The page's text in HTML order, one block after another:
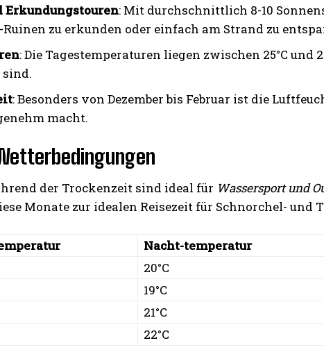
Erkundungstouren: Mit durchschnittlich 8-10
zu erkunden oder einfach am Strand zu
: Die Tagestemperaturen liegen zwischen 25°C und
sind.
: Besonders von Dezember bis Februar ist die
macht.
der Trockenzeit sind ideal für Wassersport und
Monate zur idealen Reisezeit für Schnorchel- und
Nacht-temperatur
20°C
19°C
21°C
22°C